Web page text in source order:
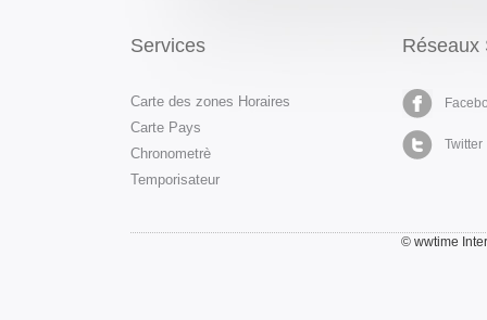
Services
Carte des zones Horaires
Carte Pays
Chronometrè
Temporisateur
Réseaux
Twitter
© wwtime